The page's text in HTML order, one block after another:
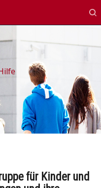
für Kinder und